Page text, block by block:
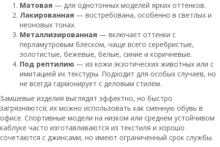
Матовая — для однотонных моделей ярких оттенков.
Лакированная — востребована, особенно в светлых и
неоновых тонах.
Металлизированная — включает оттенки с
перламутровым блеском, чаще всего серебристые,
золотистые, бежевые, белые, синие и коричневые.
Под рептилию — из кожи экзотических животных или с
имитацией их текстуры. Подходит для особых случаев, но
не всегда гармонирует с деловым стилем.
Замшевые изделия выглядят эффектно, но быстро
загрязняются; их можно использовать как сменную обувь в
офисе. Спортивные модели на низком или среднем устойчивом
каблуке часто изготавливаются из текстиля и хорошо
сочетаются с джинсами, но имеют ограниченный срок службы.